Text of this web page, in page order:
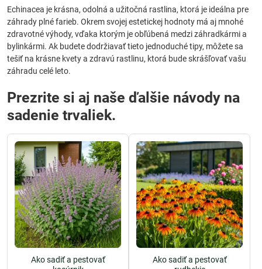
Echinacea je krásna, odolná a užitočná rastlina, ktorá je ideálna pre
záhrady plné farieb. Okrem svojej estetickej hodnoty má aj mnohé
zdravotné výhody, vďaka ktorým je obľúbená medzi záhradkármi a
bylinkármi. Ak budete dodržiavať tieto jednoduché tipy, môžete sa
tešiť na krásne kvety a zdravú rastlinu, ktorá bude skrášľovať vašu
záhradu celé leto.
Prezrite si aj naše ďalšie návody na
sadenie trvaliek.
Ako sadiť a pestovať
Ako sadiť a pestovať